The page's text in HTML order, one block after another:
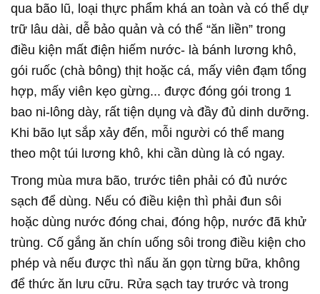
qua bão lũ, loại thực phẩm khá an toàn và có thể dự
trữ lâu dài, dễ bảo quản và có thể “ăn liền” trong
điều kiện mất điện hiếm nước- là bánh lương khô,
gói ruốc (chà bông) thịt hoặc cá, mấy viên đạm tổng
hợp, mấy viên kẹo gừng... được đóng gói trong 1
bao ni-lông dày, rất tiện dụng và đầy đủ dinh dưỡng.
Khi bão lụt sắp xảy đến, mỗi người có thể mang
theo một túi lương khô, khi cần dùng là có ngay.
Trong mùa mưa bão, trước tiên phải có đủ nước
sạch để dùng. Nếu có điều kiện thì phải đun sôi
hoặc dùng nước đóng chai, đóng hộp, nước đã khử
trùng. Cố gắng ăn chín uống sôi trong điều kiện cho
phép và nếu được thì nấu ăn gọn từng bữa, không
để thức ăn lưu cữu. Rửa sạch tay trước và trong